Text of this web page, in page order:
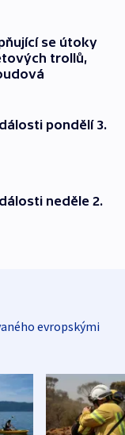
se útoky
trollů,
pondělí 3.
neděle 2.
evropskými